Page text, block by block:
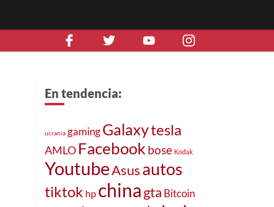
En tendencia:
ucrania gamingGalaxytesla
AMLO Facebook bose Kodak
YoutubeAsusautos
tiktok hp chinagta Bitcoin